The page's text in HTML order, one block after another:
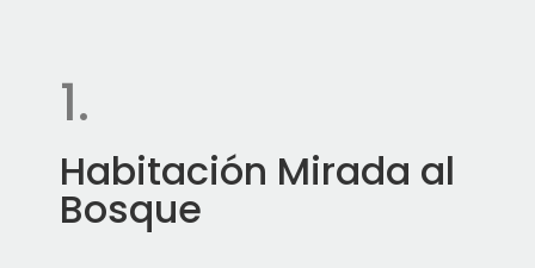
1.
Habitación Mirada al
Bosque